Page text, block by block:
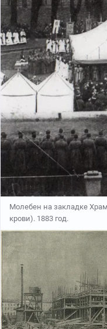
Молебен на закладке
крови). 1883 год.